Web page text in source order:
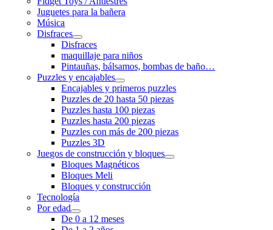
Juguetes para la bañera
Música
Disfraces
Disfraces
maquillaje para niños
Pintauñas, bálsamos, bombas de baño…
Puzzles y encajables
Encajables y primeros puzzles
Puzzles de 20 hasta 50 piezas
Puzzles hasta 100 piezas
Puzzles hasta 200 piezas
Puzzles con más de 200 piezas
Puzzles 3D
Juegos de construcción y bloques
Bloques Magnéticos
Bloques Meli
Bloques y construcción
Tecnología
Por edad
De 0 a 12 meses